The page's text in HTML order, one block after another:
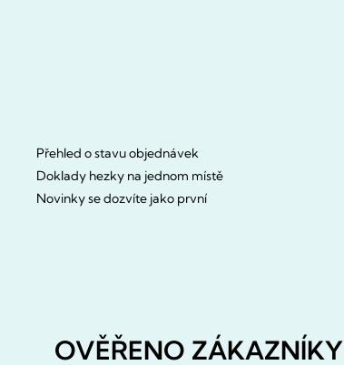
Přehled o stavu objednávek
Doklady hezky na jednom místě
Novinky se dozvíte jako první
OVĚŘENO ZÁKAZNÍKY